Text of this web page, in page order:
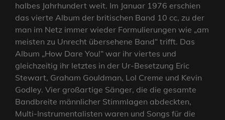
halbes Jahrhundert weit. Im Januar 1976 erschien
das vierte Album der britischen Band 10 cc, zu der
man im Netz immer wieder Formulierungen wie „am
meisten zu Unrecht übersehene Band“ trifft. Das
Album „How Dare You!“ war ihr viertes und
gleichzeitig ihr letztes in der Ur-Besetzung Eric
Stewart, Graham Gouldman, Lol Creme und Kevin
Godley. Vier großartige Sänger, die die gesamte
Bandbreite männlicher Stimmlagen abdeckten,
Multi-Instrumentalisten waren und Songs für die